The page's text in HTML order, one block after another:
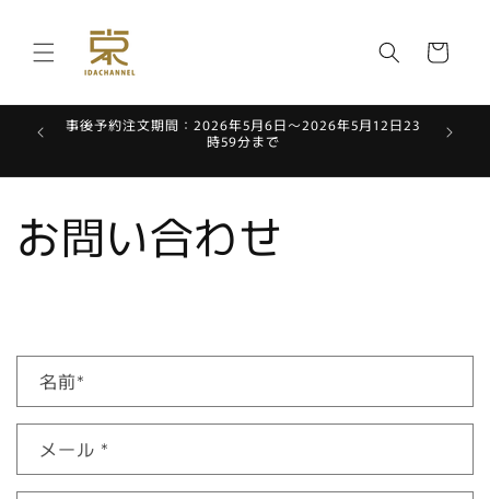
進む
ー
事後予約注文期間：2026年5月6日〜2026年5月12日23
時59分まで
お問い合わせ
い
わ
名前*
メール *